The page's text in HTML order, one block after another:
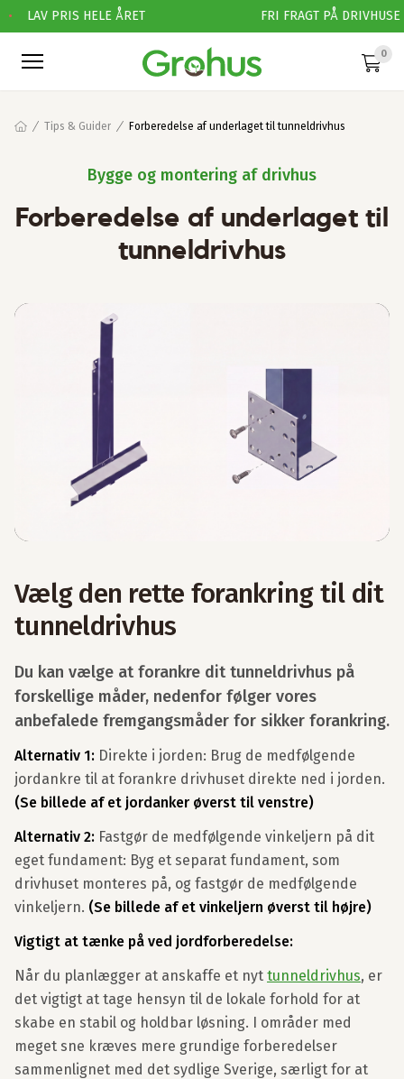
LAV PRIS HELE ÅRET FRI FRAGT PÅ DRIVHUSE
0
Tips & Guider Forberedelse af underlaget til tunneldrivhus
Bygge og montering af drivhus
Forberedelse af underlaget til
tunneldrivhus
Vælg den rette forankring til dit
tunneldrivhus
Du kan vælge at forankre dit tunneldrivhus på
forskellige måder, nedenfor følger vores
anbefalede fremgangsmåder for sikker forankring.
Alternativ 1: Direkte i jorden: Brug de medfølgende
jordankre til at forankre drivhuset direkte ned i jorden.
(Se billede af et jordanker øverst til venstre)
Alternativ 2: Fastgør de medfølgende vinkeljern på dit
eget fundament: Byg et separat fundament, som
drivhuset monteres på, og fastgør de medfølgende
vinkeljern. (Se billede af et vinkeljern øverst til højre)
Vigtigt at tænke på ved jordforberedelse:
Når du planlægger at anskaffe et nyt tunneldrivhus, er
det vigtigt at tage hensyn til de lokale forhold for at
skabe en stabil og holdbar løsning. I områder med
meget sne kræves mere grundige forberedelser
sammenlignet med det sydlige Sverige, særligt for at